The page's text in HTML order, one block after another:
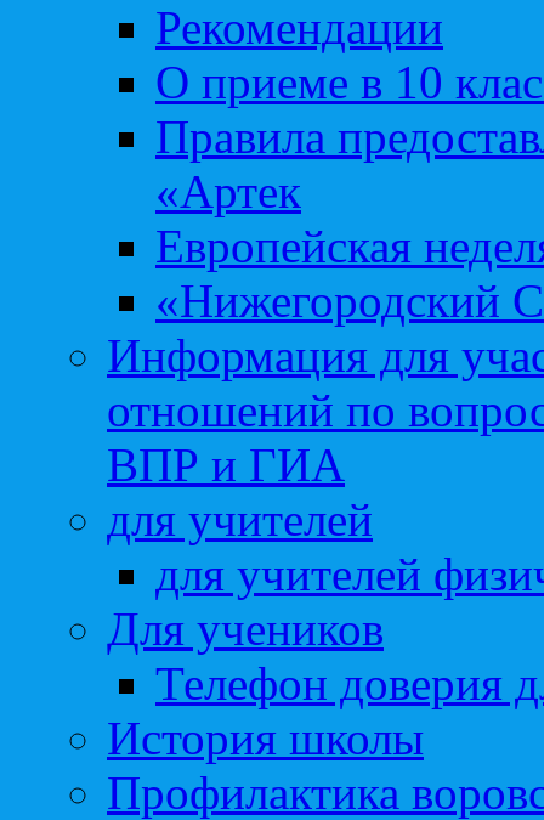
Рекомендации
О приеме в 10
Правила
«Артек
Европейская
«Нижегородский
Информация для
отношений по
ВПР и ГИА
для учителей
для учителей
Для учеников
Телефон доверия
История школы
Профилактика